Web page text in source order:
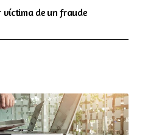
víctima de un fraude